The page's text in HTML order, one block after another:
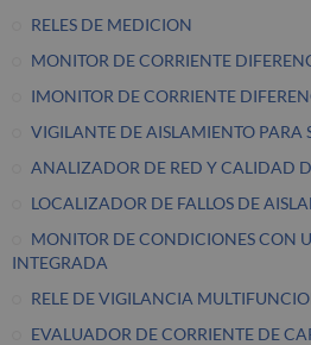
RELES DE MEDICION
MONITOR DE CORRIENTE
IMONITOR DE CORRIENTE
VIGILANTE DE AISLAMIENTO PARA
ANALIZADOR DE RED Y CALIDAD
LOCALIZADOR DE FALLOS DE
MONITOR DE CONDICIONES CON
INTEGRADA
RELE DE VIGILANCIA
EVALUADOR DE CORRIENTE DE